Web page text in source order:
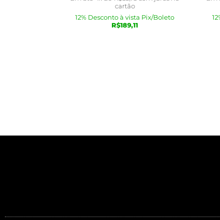
cartão
12% Desconto à vista Pix/Boleto
R$189,11